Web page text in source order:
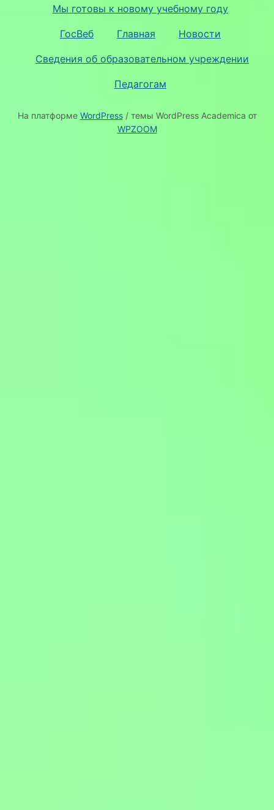
Мы готовы к новому учебному году
ГосВеб Главная Новости
Сведения об образовательном учреждении
Педагогам
На платформе WordPress/ темы WordPress Academica от
WPZOOM